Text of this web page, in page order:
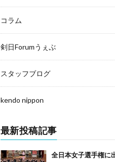
コラム
剣日Forumうぇぶ
スタッフブログ
kendo nippon
最新投稿記事
全日本女子選手権に